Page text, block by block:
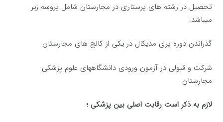
تحصیل در رشته های پرستاری در مجارستان شامل پروسه زیر
میباشد:
گذراندن دوره پری مدیکال در یکی از کالج های مجارستان
شرکت و قبولی در آزمون ورودی دانشگاههای علوم پزشکی
مجارستان
لازم به ذکر است رقابت اصلی بین پزشکی ؛